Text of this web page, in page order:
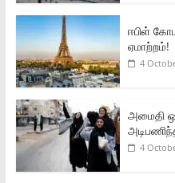
ஈபிள்
ஏமாற்றம்!
4
அமைதி
4